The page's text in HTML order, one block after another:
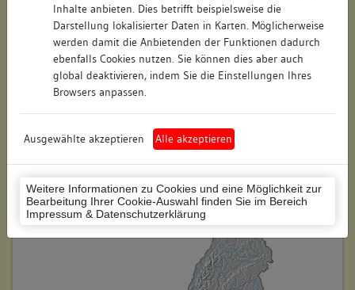
Inhalte anbieten. Dies betrifft beispielsweise die
Darstellung lokalisierter Daten in Karten. Möglicherweise
werden damit die Anbietenden der Funktionen dadurch
ebenfalls Cookies nutzen. Sie können dies aber auch
global deaktivieren, indem Sie die Einstellungen Ihres
Browsers anpassen.
Ausgewählte akzeptieren Alle akzeptieren
Weitere Informationen zu Cookies und eine Möglichkeit zur
Bearbeitung Ihrer Cookie-Auswahl finden Sie im Bereich
Impressum & Datenschutzerklärung
Regierungsbezirk: Freiburg
Breisgau-Hochschwarzwald
(Landkreis)
Wohnplatzschlüssel:
keine
Historische Gebäudenummer: keine
Lage des Wohnplatzes: